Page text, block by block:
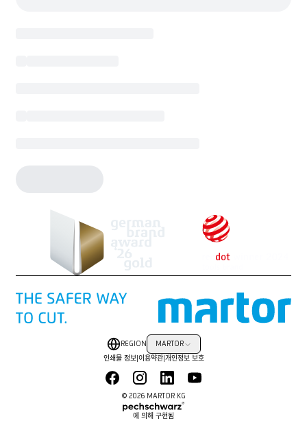
© 2026 MARTOR KG
에 의해 구현됨
REGION MARTOR
인쇄물 정보| 이용약관| 개인정보 보호